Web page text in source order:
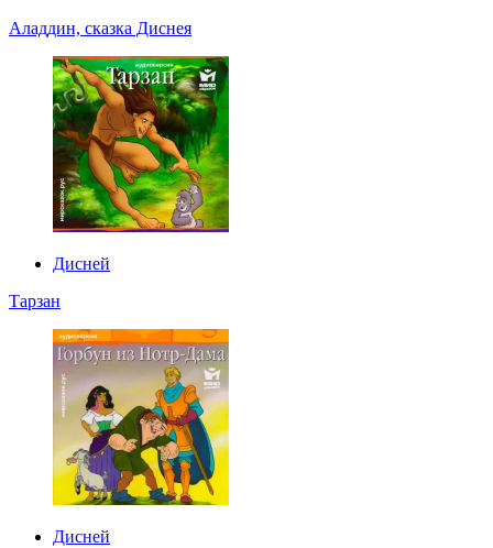
Аладдин, сказка Диснея
Дисней
Тарзан
Дисней